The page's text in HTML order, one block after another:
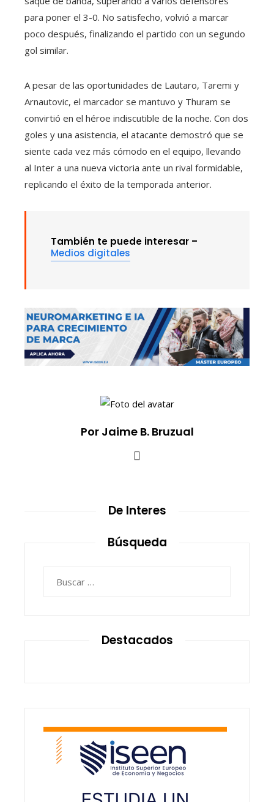
para poner el 3-0. No satisfecho, volvió a marcar
poco después, finalizando el partido con un segundo
gol similar.
A pesar de las oportunidades de Lautaro, Taremi y
Arnautovic, el marcador se mantuvo y Thuram se
convirtió en el héroe indiscutible de la noche. Con dos
goles y una asistencia, el atacante demostró que se
siente cada vez más cómodo en el equipo, llevando
al Inter a una nueva victoria ante un rival formidable,
replicando el éxito de la temporada anterior.
También te puede interesar –
Medios digitales
Por Jaime B. Bruzual
De Interes
Búsqueda
Destacados